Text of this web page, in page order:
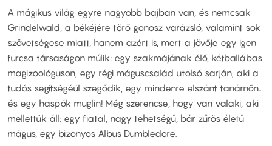
A mágikus világ egyre nagyobb bajban van, és nemcsak
Grindelwald, a békéjére törő gonosz varázsló, valamint sok
szövetségese miatt, hanem azért is, mert a jövője egy igen
furcsa társaságon múlik: egy szakmájának élő, kétballábas
magizoológuson, egy régi máguscsalád utolsó sarján, aki a
tudós segítségéül szegődik, egy mindenre elszánt tanárnőn…
és egy haspók muglin! Még szerencse, hogy van valaki, aki
mellettük áll: egy fiatal, nagy tehetségű, bár zűrös életű
mágus, egy bizonyos Albus Dumbledore.